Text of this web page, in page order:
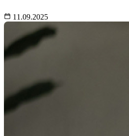
11.09.2025